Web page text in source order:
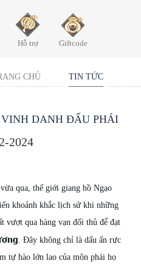
Hỗ trợ Giftcode
CHỦ TIN TỨC
DANH ĐẤU PHÁI
2024
vừa qua, thế giới giang hồ Ngạo
khoảnh khắc lịch sử khi những
vượt qua hàng vạn đối thủ để đạt
. Đây không chỉ là dấu ấn rực
tự hào lớn lao của môn phái họ